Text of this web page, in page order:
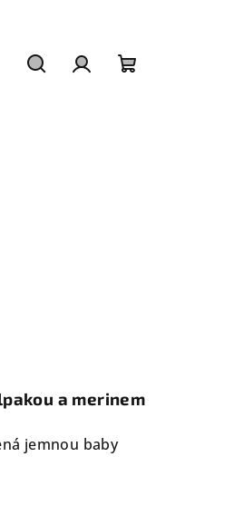
a merinem
jemnou baby